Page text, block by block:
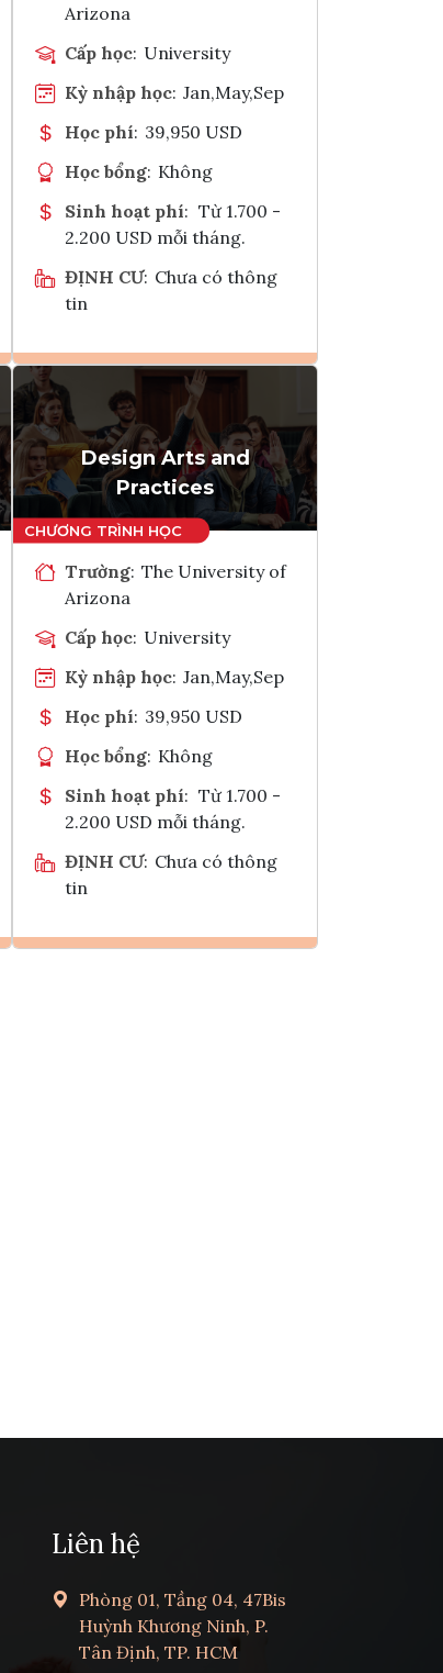
Arizona
Cấp học: University
Kỳ nhập học: Jan,May,Sep
Học phí: 39,950 USD
Học bổng: Không
Sinh hoạt phí: Từ 1.700 -
2.200 USD mỗi tháng.
ĐỊNH CƯ: Chưa có thông
tin
Ghi danh
Tham vấn Interlink
Design Arts and
Practices
Trường: The University of
Arizona
Cấp học: University
Kỳ nhập học: Jan,May,Sep
Học phí: 39,950 USD
Học bổng: Không
Sinh hoạt phí: Từ 1.700 -
2.200 USD mỗi tháng.
ĐỊNH CƯ: Chưa có thông
tin
Liên hệ
Phòng 01, Tầng 04, 47Bis
Huỳnh Khương Ninh, P.
Tân Định, TP. HCM